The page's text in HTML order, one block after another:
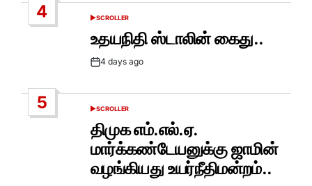
4
POSTED
SCROLLER
உதயநிதி ஸ்டாலின் கைது..
Post4 days ago
5
POSTED
SCROLLER
திமுக எம்.எல்.ஏ.
மார்க்கண்டேயனுக்கு ஜாமின்
வழங்கியது உயர்நீதிமன்றம்..